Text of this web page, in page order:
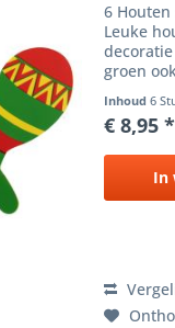
6
Leuke
groen
worden
Cuba ,
Inhoud6
€ 8,95 *
In